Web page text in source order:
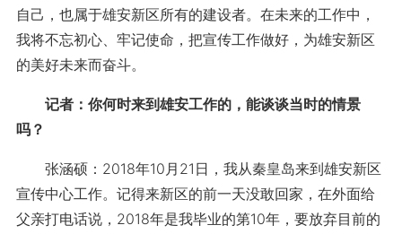
自己，也属于雄安新区所有的建设者。在未来的工作中，
我将不忘初心、牢记使命，把宣传工作做好，为雄安新区
的美好未来而奋斗。
记者：你何时来到雄安工作的，能谈谈当时的情景
吗？
张涵硕：2018年10月21日，我从秦皇岛来到雄安新区
宣传中心工作。记得来新区的前一天没敢回家，在外面给
父亲打电话说，2018年是我毕业的第10年，要放弃目前的